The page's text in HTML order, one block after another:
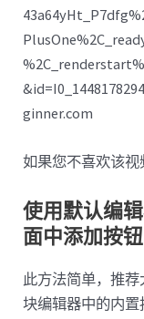
ginner.com
如果您不喜欢该视
使用默认编
面中添加按钮
此方法简单，推
块编辑器中的内